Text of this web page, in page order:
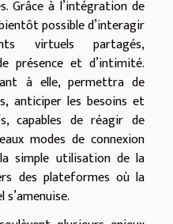
Grâce à l’intégration de
possible d’interagir
virtuels partagés,
présence et d’intimité.
à elle, permettra de
anticiper les besoins et
capables de réagir de
modes de connexion
simple utilisation de la
des plateformes où la